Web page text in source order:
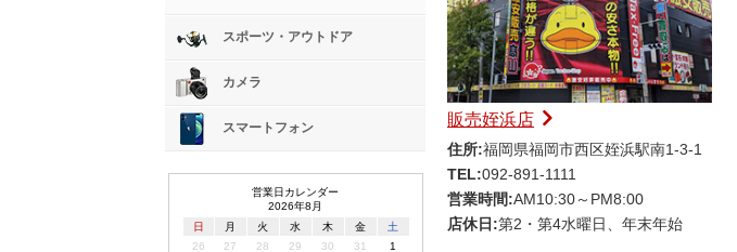
販売姪浜店
住所:福岡県福岡市西区姪浜駅南1-3-1
TEL:092-891-1111
営業時間:AM10:30～PM8:00
店休日:第2・第4水曜日、年末年始
スポーツ・アウトドア
カメラ
スマートフォン
営業日カレンダー
2026年8月
日
月 火 水 木 金
土
26
27 28 29 30 31
1